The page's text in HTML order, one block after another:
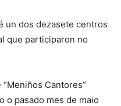
un dos dezasete centros
que participaron no
Cantores”
o pasado mes de maio